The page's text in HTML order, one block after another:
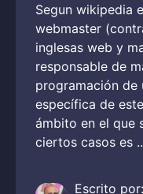
Segun wikipedia
webmaster
inglesas web y
responsable de
programación de
específica de
ámbito en el que
ciertos casos es
Escrito por: